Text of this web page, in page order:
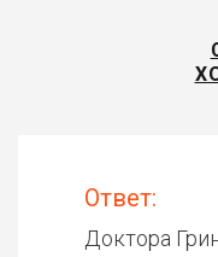
Ответ:
Доктора